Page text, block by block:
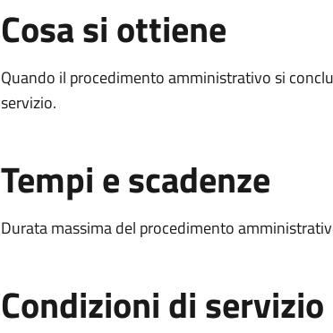
Cosa si ottiene
Quando il procedimento amministrativo si
servizio.
Tempi e scadenze
Durata massima del procedimento
Condizioni di servizio